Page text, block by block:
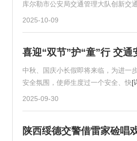
库尔勒市公安局交通管理大队创新交
2025-10-09
喜迎“双节”护“童”行 交通
中秋、国庆小长假即将来临，为进一
安全氛围，使师生度过一个安全、快[
2025-09-30
陕西绥德交警借雷家硷唱